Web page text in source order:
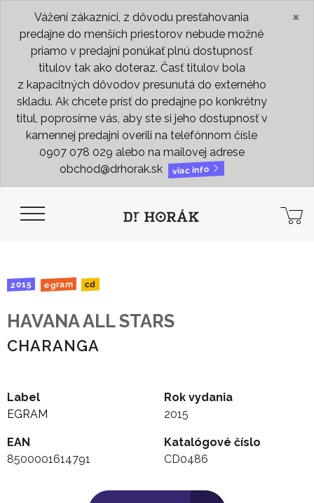
Vážení zákazníci, z dôvodu presťahovania
predajne do menších priestorov nebude možné
priamo v predajni ponúkať plnú dostupnosť
titulov tak ako doteraz. Časť titulov bola
z kapacitných dôvodov presunutá do externého
skladu. Ak chcete prísť do predajne po konkrétny
titul, poprosíme vás, aby ste si jeho dostupnosť v
kamennej predajni overili na telefónnom čísle
0907 078 029 alebo na mailovej adrese
obchod@drhorak.sk
viac info
×
2015 egram cd
HAVANA ALL STARS
CHARANGA
Label
EGRAM
Rok vydania
2015
EAN
8500001614791
Katalógové číslo
CD0486